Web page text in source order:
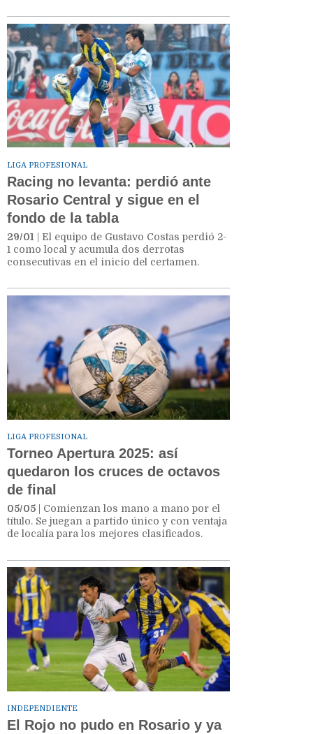
LIGA PROFESIONAL
Racing no levanta: perdió ante
Rosario Central y sigue en el
fondo de la tabla
29/01 | El equipo de Gustavo Costas perdió 2-
1 como local y acumula dos derrotas
consecutivas en el inicio del certamen.
LIGA PROFESIONAL
Torneo Apertura 2025: así
quedaron los cruces de octavos
de final
05/05 | Comienzan los mano a mano por el
título. Se juegan a partido único y con ventaja
de localía para los mejores clasificados.
INDEPENDIENTE
El Rojo no pudo en Rosario y ya